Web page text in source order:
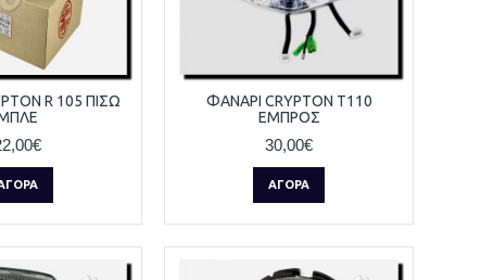
R 105 ΠΙΣΩ
ΦΑΝΑΡΙ CRYPTON T110
ΕΜΠΡΟΣ
30,00€
ΑΓΟΡΆ